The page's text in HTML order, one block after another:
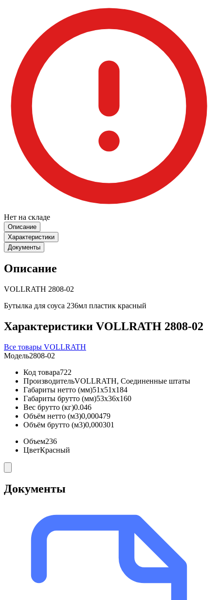
Нет на складе
Описание
Характеристики
Документы
Описание
VOLLRATH 2808-02
Бутылка для соуса 236мл пластик красный
Характеристики VOLLRATH 2808-02
Все товары VOLLRATH
Модель2808-02
Код товара722
ПроизводительVOLLRATH, Соединенные штаты
Габариты нетто (мм)51x51x184
Габариты брутто (мм)53x36x160
Вес брутто (кг)0.046
Объём нетто (м3)0,000479
Объём брутто (м3)0,000301
Объем236
ЦветКрасный
Документы